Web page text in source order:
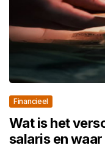
Financieel
Wat is het
salaris en